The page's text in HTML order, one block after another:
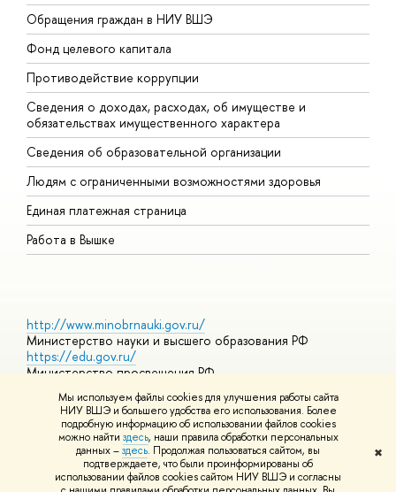
Мы используем файлы cookies для улучшения работы сайта
НИУ ВШЭ и большего удобства его использования. Более
подробную информацию об использовании файлов cookies
можно найти здесь, наши правила обработки персональных
данных –здесь. Продолжая пользоваться сайтом, вы
подтверждаете, что были проинформированы об
использовании файлов cookies сайтом НИУ ВШЭ и согласны
✖
Обращения граждан в НИУ ВШЭ
Фонд целевого капитала
Противодействие коррупции
Сведения о доходах, расходах, об имуществе и
обязательствах имущественного характера
Сведения об образовательной организации
Людям с ограниченными возможностями здоровья
Единая платежная страница
Работа в Вышке
http://www.minobrnauki.gov.ru/
Министерство науки и высшего образования РФ
https://edu.gov.ru/
Министерство просвещения РФ
Массовые открытые онлайн-курсы
© НИУ ВШЭ 1993–2026 Адреса и контактыУсловия
использования материалов Политика конфиденциальности